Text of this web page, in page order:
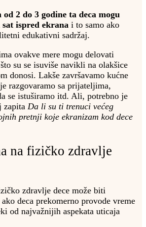
od 2 do 3 godine ta deca mogu
ispred ekrana i to samo ako
edukativni sadržaj.
ovakve mere mogu delovati
su se isuviše navikli na olakšice
donosi. Lakše završavamo kućne
razgovaramo sa prijateljima,
se istuširamo itd. Ali, potrebno je
zapita Da li su ti trenuci većeg
pretnji koje ekranizam kod dece
na fizičko zdravlje
zdravlje dece može biti
deca prekomerno provode vreme
od najvažnijih aspekata uticaja